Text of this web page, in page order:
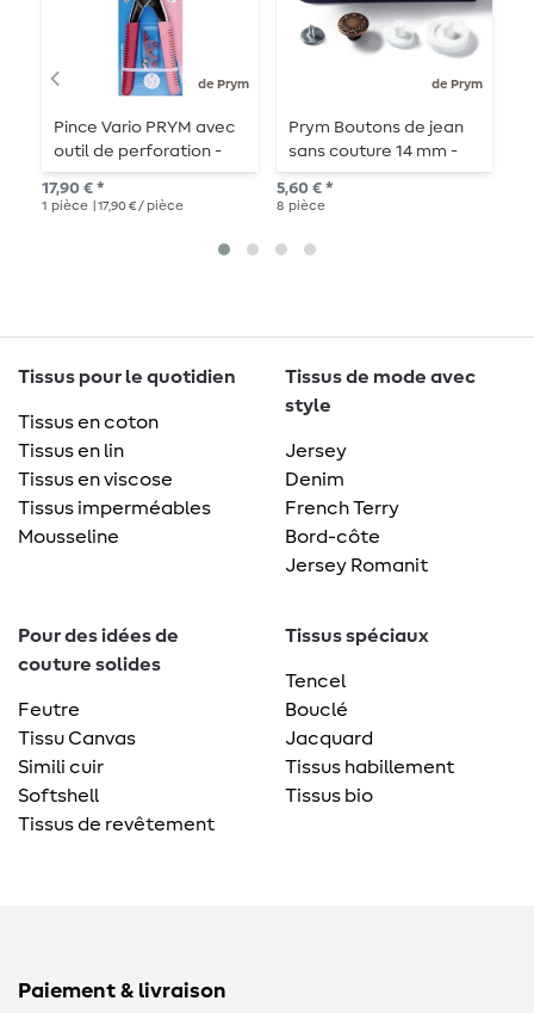
de Prym
Pince Vario PRYM avec
outil de perforation -
Myrtille
17,90 € *
1 pièce | 17,90 € / pièce
de Prym
Prym Boutons de jean
sans couture 14 mm -
vieux cuivre - 8 pièces
5,60 € *
8 pièce
Tissus pour le quotidien
Tissus en coton
Tissus en lin
Tissus en viscose
Tissus imperméables
Mousseline
Tissus de mode avec
style
Jersey
Denim
French Terry
Bord-côte
Jersey Romanit
Pour des idées de
couture solides
Feutre
Tissu Canvas
Simili cuir
Softshell
Tissus de revêtement
Tissus spéciaux
Tencel
Bouclé
Jacquard
Tissus habillement
Tissus bio
Paiement & livraison